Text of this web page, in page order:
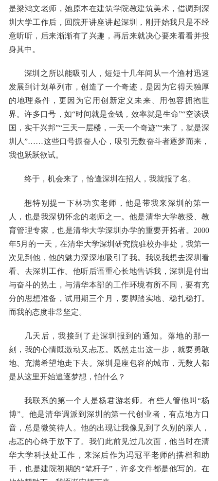
是梁鸿文老师，她原本在建筑学院教建筑美术，借调到深
圳大学工作后，回院开讲座讲起深圳，刚开始我只是不经
意听听，后来渐渐有了兴趣，再后来就决心要来看看并投
身其中。
深圳之所以能吸引人，短短十几年间从一个渔村迅速
发展到计划单列市，创造了一个奇迹，是因为它得天独厚
的地理条件，更因为它用创新定义未来、用包容拥抱世
界。许多口号，如“时间就是金钱，效率就是生命”“空谈误
国，实干兴邦”“三天一层楼，一天一个奇迹”“来了，就是深
圳人”……这些口号振奋人心，吸引无数奋斗者逐梦而来，
我也跃跃欲试。
终于，机会来了，恰逢深圳在招人，我就报了名。
想特别提一下林功实老师，他是带我来深圳的第一
人，也是我深切怀念的老师之一。他是清华大学教授、教
育管理专家，也是清华大学深圳办学的重要开拓者。2000
年5月的一天，在清华大学深圳研究院驻校办事处，我第一
次见到他，他的魅力深深地吸引了我。我说我想去深圳看
看、去深圳工作。他听后语重心长地告诉我，深圳是付出
与奋斗的热土，与清华本部的工作环境有所不同，要有充
分的思想准备，试用期三个月，要脚踏实地、稳扎稳打。
而我的态度非常坚定。
几天后，我接到了赴深圳报到的通知。落地的那一
刻，我的心情既激动又忐忑。既然走出这一步，就要勇敢
地、充满希望地走下去。深圳是座包容的城市，无数人都
是从这里开始追逐梦想，怕什么？
我联系的第一个人是杨君游老师。有些人管他叫“杨
博”。他是清华调派到深圳的第一代创业者，有点地方口
音，总是微笑待人。他的出现让我像见到了久别的亲人，
忐忑的心终于放下了。我们此前见过几次面，他当时在清
华大学科技处工作，来深后作为冯冠平老师的搭档和助
手，也是建院初期的“笔杆子”，许多文件都是他写的。在